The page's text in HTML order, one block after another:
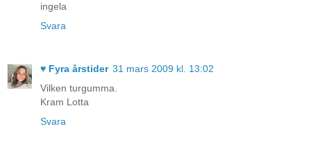
ingela
Svara
♥ Fyra årstider 31 mars 2009 kl. 13:02
Vilken turgumma.
Kram Lotta
Svara